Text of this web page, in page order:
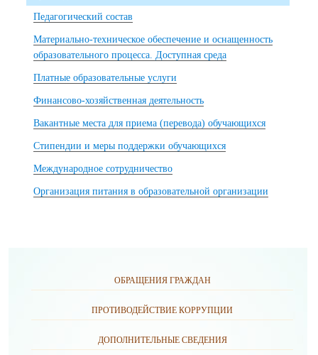
Педагогический состав
Материально-техническое обеспечение и оснащенность
образовательного процесса. Доступная среда
Платные образовательные услуги
Финансово-хозяйственная деятельность
Вакантные места для приема (перевода) обучающихся
Стипендии и меры поддержки обучающихся
Международное сотрудничество
Организация питания в образовательной организации
ОБРАЩЕНИЯ ГРАЖДАН
ПРОТИВОДЕЙСТВИЕ КОРРУПЦИИ
ДОПОЛНИТЕЛЬНЫЕ СВЕДЕНИЯ